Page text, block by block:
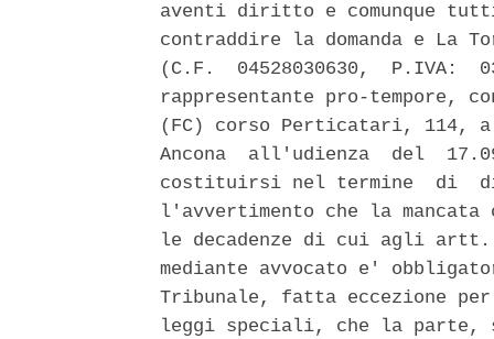
aventi diritto e comunque
contraddire la domanda e La
(C.F.  04528030630,  P.IVA:
rappresentante pro-tempore,
(FC) corso Perticatari, 114,
Ancona  all'udienza  del
costituirsi nel termine  di
l'avvertimento che la
le decadenze di cui agli
mediante avvocato e'
Tribunale, fatta eccezione
leggi speciali, che la parte,